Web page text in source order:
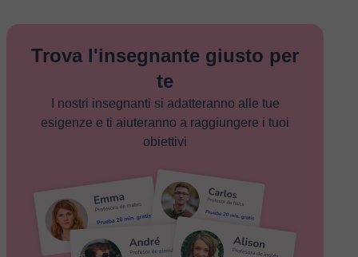
Trova l'insegnante giusto per
te
I nostri insegnanti si adatteranno alle tue
esigenze e ti aiuteranno a raggiungere i tuoi
obiettivi